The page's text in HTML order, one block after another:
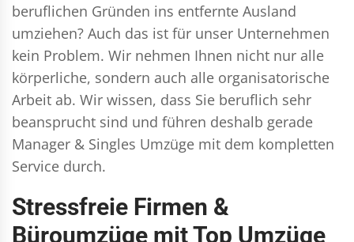
beruflichen Gründen ins entfernte Ausland
umziehen? Auch das ist für unser Unternehmen
kein Problem. Wir nehmen Ihnen nicht nur alle
körperliche, sondern auch alle organisatorische
Arbeit ab. Wir wissen, dass Sie beruflich sehr
beansprucht sind und führen deshalb gerade
Manager & Singles Umzüge mit dem kompletten
Service durch.
Stressfreie Firmen &
Büroumzüge mit Top Umzüge